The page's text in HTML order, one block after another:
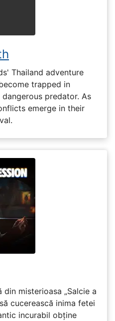
Thailand adventure
trapped in
predator. As
emerge in their
misterioasa „Salcie a
cucerească inima fetei
incurabil obține